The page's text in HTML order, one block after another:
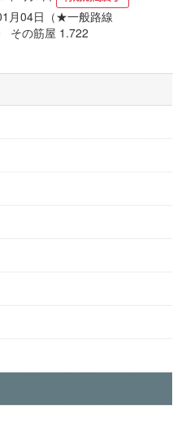
月04日（★一般路線
その筋屋 1.722